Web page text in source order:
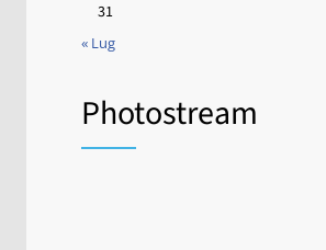
31
« Lug
Photostream